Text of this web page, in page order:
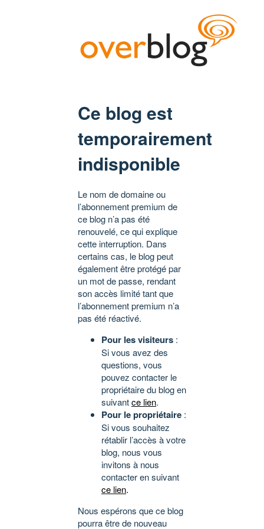
Ce blog est
temporairement
indisponible
Le nom de domaine ou
l’abonnement premium de
ce blog n’a pas été
renouvelé, ce qui explique
cette interruption. Dans
certains cas, le blog peut
également être protégé par
un mot de passe, rendant
son accès limité tant que
l’abonnement premium n’a
pas été réactivé.
Pour les visiteurs :
Si vous avez des
questions, vous
pouvez contacter le
propriétaire du blog en
suivantce lien.
Pour le propriétaire :
Si vous souhaitez
rétablir l’accès à votre
blog, nous vous
invitons à nous
contacter en suivant
ce lien.
Nous espérons que ce blog
pourra être de nouveau